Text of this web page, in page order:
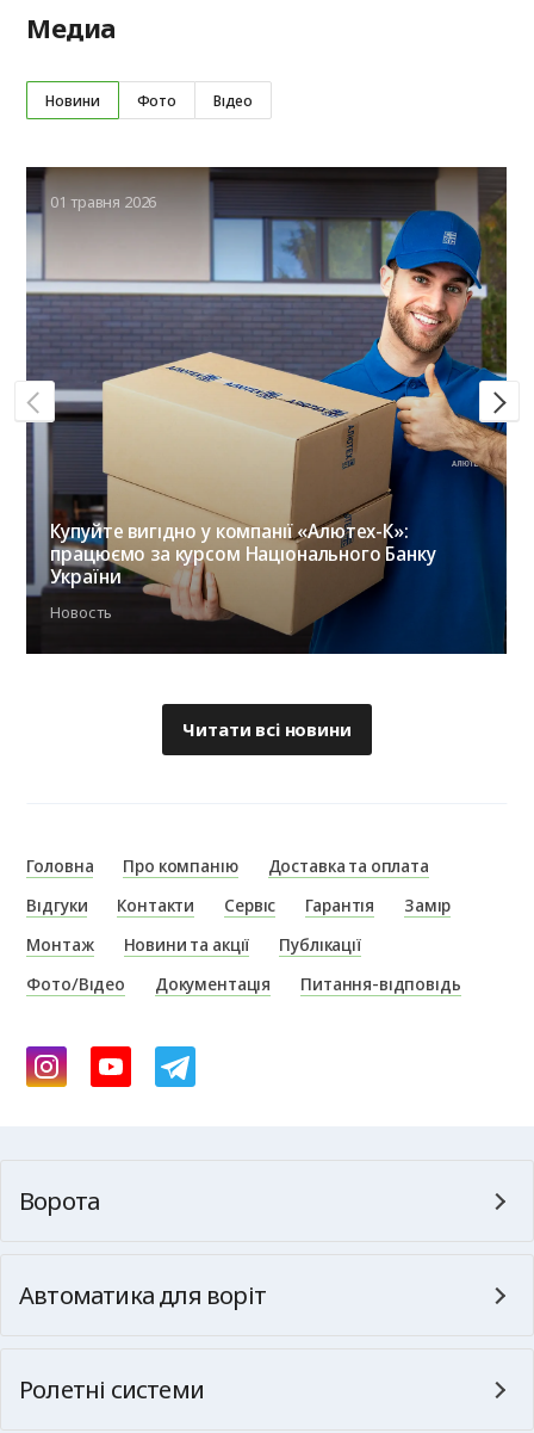
Медиа
Новини Фото Відео
01 травня 2026
Купуйте вигідно у компанії «Алютех-К»:
працюємо за курсом Національного Банку
України
Новость
Читати всі новини
Головна Про компанію
Доставка та оплата
Відгуки
Контакти Сервіс Гарантія
Замір
Монтаж
Новини та акції
Публікації
Фото/Відео
Документація Питання-відповідь
Ворота
Автоматика для воріт
Ролетні системи